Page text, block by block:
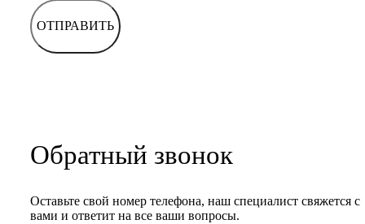
ОТПРАВИТЬ
Обратный звонок
Оставьте свой номер телефона, наш специалист свяжется с
вами и ответит на все ваши вопросы.